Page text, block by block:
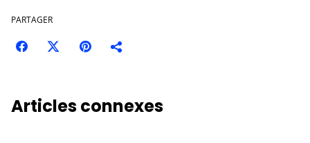
PARTAGER
Articles connexes